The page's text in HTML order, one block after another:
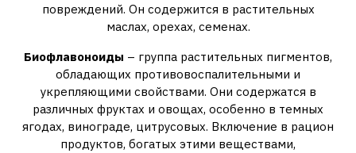
повреждений. Он содержится в растительных
маслах, орехах, семенах.
Биофлавоноиды – группа растительных пигментов,
обладающих противовоспалительными и
укрепляющими свойствами. Они содержатся в
различных фруктах и овощах, особенно в темных
ягодах, винограде, цитрусовых. Включение в рацион
продуктов, богатых этими веществами,